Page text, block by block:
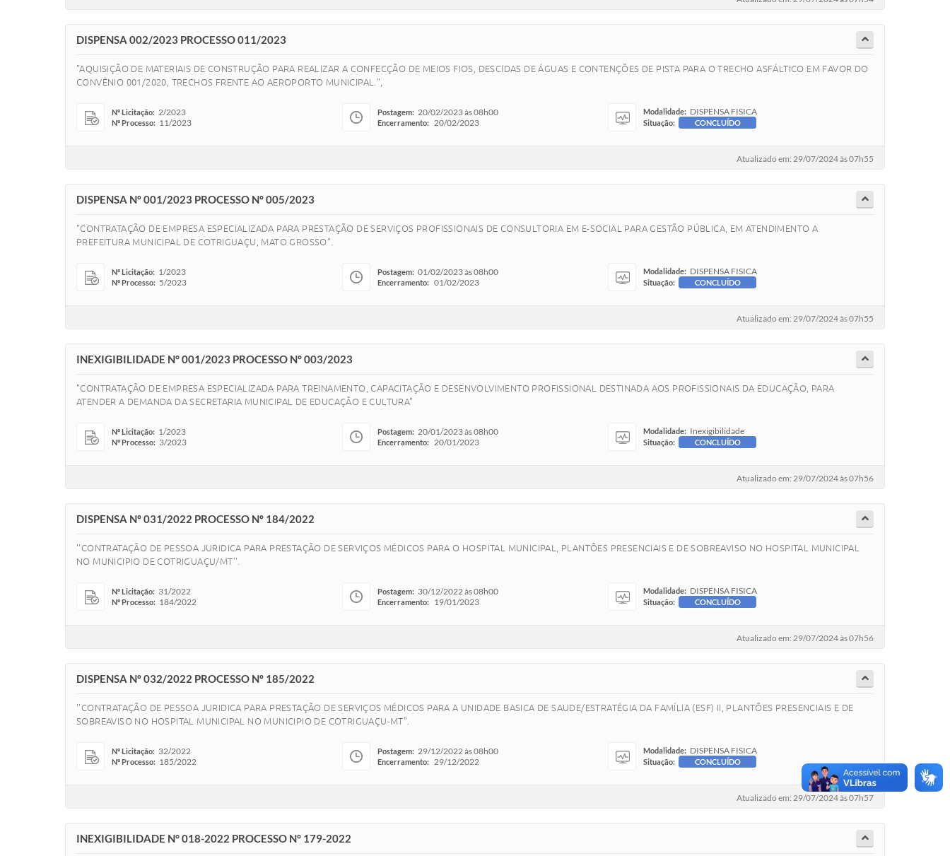
DISPENSA 002/2023 PROCESSO 011/2023
"AQUISIÇÃO DE MATERIAIS DE CONSTRUÇÃO PARA REALIZAR A CONFECÇÃO DE MEIOS FIOS, DESCIDAS DE ÁGUAS E CONTENÇÕES DE PISTA PARA O TRECHO ASFÁLTICO EM FAVOR DO
CONVÊNIO 001/2020, TRECHOS FRENTE AO AEROPORTO MUNICIPAL.",
Nº Licitação: 2/2023
Nº Processo: 11/2023
Postagem: 20/02/2023 às 08h00
Encerramento: 20/02/2023
Modalidade: DISPENSA FISICA
Situação: CONCLUÍDO
Atualizado em: 29/07/2024 às 07h55
DISPENSA Nº 001/2023 PROCESSO Nº 005/2023
"CONTRATAÇÃO DE EMPRESA ESPECIALIZADA PARA PRESTAÇÃO DE SERVIÇOS PROFISSIONAIS DE CONSULTORIA EM E-SOCIAL PARA GESTÃO PÚBLICA, EM ATENDIMENTO A
PREFEITURA MUNICIPAL DE COTRIGUAÇU, MATO GROSSO".
Nº Licitação: 1/2023
Nº Processo: 5/2023
Postagem: 01/02/2023 às 08h00
Encerramento: 01/02/2023
Modalidade: DISPENSA FISICA
Situação: CONCLUÍDO
Atualizado em: 29/07/2024 às 07h55
INEXIGIBILIDADE N° 001/2023 PROCESSO N° 003/2023
"CONTRATAÇÃO DE EMPRESA ESPECIALIZADA PARA TREINAMENTO, CAPACITAÇÃO E DESENVOLVIMENTO PROFISSIONAL DESTINADA AOS PROFISSIONAIS DA EDUCAÇÃO, PARA
ATENDER A DEMANDA DA SECRETARIA MUNICIPAL DE EDUCAÇÃO E CULTURA"
Nº Licitação: 1/2023
Nº Processo: 3/2023
Postagem: 20/01/2023 às 08h00
Encerramento: 20/01/2023
Modalidade: Inexigibilidade
Situação: CONCLUÍDO
Atualizado em: 29/07/2024 às 07h56
DISPENSA Nº 031/2022 PROCESSO Nº 184/2022
''CONTRATAÇÃO DE PESSOA JURIDICA PARA PRESTAÇÃO DE SERVIÇOS MÉDICOS PARA O HOSPITAL MUNICIPAL, PLANTÕES PRESENCIAIS E DE SOBREAVISO NO HOSPITAL MUNICIPAL
NO MUNICIPIO DE COTRIGUAÇU/MT''.
Nº Licitação: 31/2022
Nº Processo: 184/2022
Postagem: 30/12/2022 às 08h00
Encerramento: 19/01/2023
Modalidade: DISPENSA FISICA
Situação: CONCLUÍDO
Atualizado em: 29/07/2024 às 07h56
DISPENSA Nº 032/2022 PROCESSO Nº 185/2022
''CONTRATAÇÃO DE PESSOA JURIDICA PARA PRESTAÇÃO DE SERVIÇOS MÉDICOS PARA A UNIDADE BASICA DE SAUDE/ESTRATÉGIA DA FAMÍLIA (ESF) II, PLANTÕES PRESENCIAIS E DE
SOBREAVISO NO HOSPITAL MUNICIPAL NO MUNICIPIO DE COTRIGUAÇU-MT".
Nº Licitação: 32/2022
Nº Processo: 185/2022
Postagem: 29/12/2022 às 08h00
Encerramento: 29/12/2022
Modalidade: DISPENSA FISICA
Situação: CONCLUÍDO
Atualizado em: 29/07/2024 às 07h57
INEXIGIBILIDADE N° 018-2022 PROCESSO N° 179-2022